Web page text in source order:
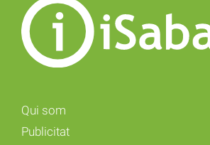
Qui som
Publicitat